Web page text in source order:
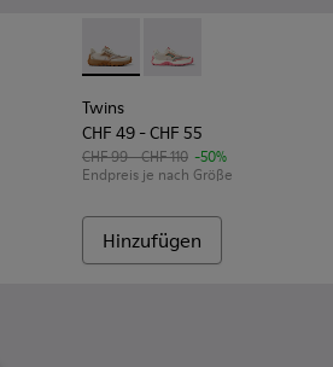
Mehrfarbige Leder- und Nubuk-
003
K800652-001Twins - K800685-002 -
Twins - K800685-001
Twins
CHF 49 - CHF 55
CHF 99 - CHF 110 -50%
Endpreis je nach Größe
Hinzufügen